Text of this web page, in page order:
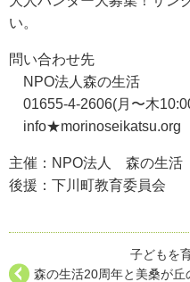
い。
問い合わせ先
NPO法人森の生活
01655-4-2606(月〜木
主催：NPO法人 森の生活
後援：下川町教育委員会
子どもを
森の生活20周年と美桑が丘